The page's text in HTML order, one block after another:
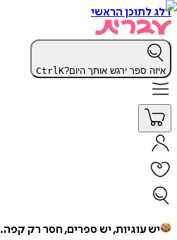
דלג לתוכן הראשי
איזה ספר ירגש אותך היום? CtrlK
יש עוגיות, יש ספרים, חסר רק קפה.